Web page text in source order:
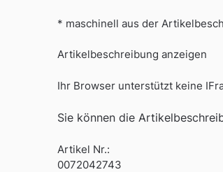
* maschinell aus der
Artikelbeschreibung anzeigen
Ihr Browser unterstützt keine
Sie können die
Artikel Nr.:
0072042743